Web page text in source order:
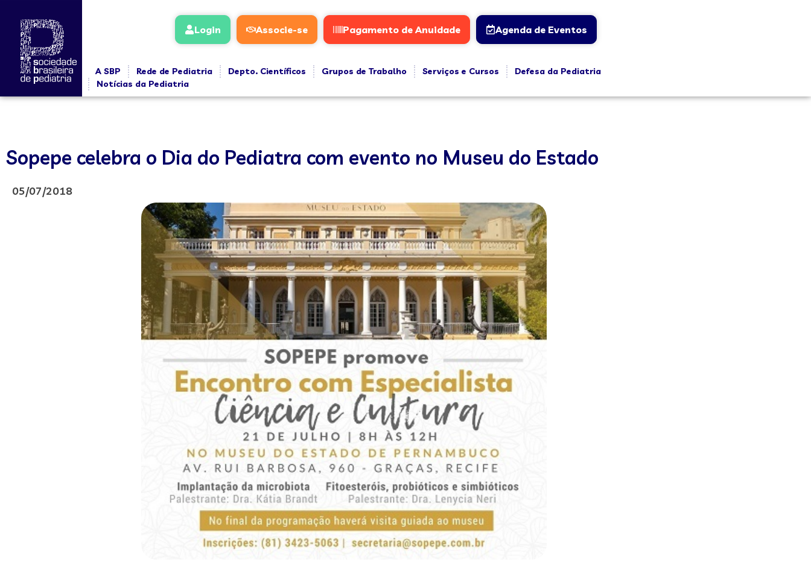
Login Associe-se Pagamento de Anuidade Agenda de Eventos
A SBP Rede de Pediatria Depto. Científicos Grupos de Trabalho Serviços e Cursos
Defesa da Pediatria
Notícias da Pediatria
Sopepe celebra o Dia do Pediatra com evento no Museu do Estado
05/07/2018